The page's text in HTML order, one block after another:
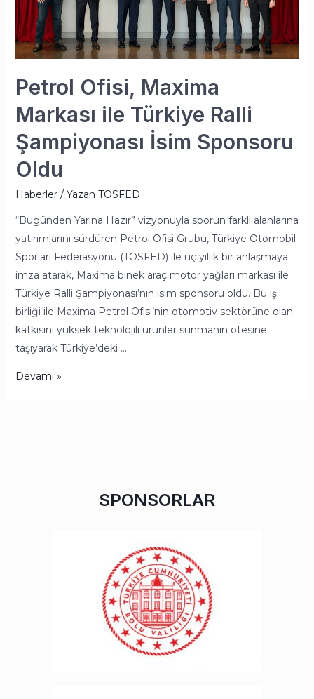
Petrol Ofisi, Maxima
Markası ile Türkiye Ralli
Şampiyonası İsim Sponsoru
Oldu
Haberler/ Yazan TOSFED
“Bugünden Yarına Hazır” vizyonuyla sporun farklı alanlarına
yatırımlarını sürdüren Petrol Ofisi Grubu, Türkiye Otomobil
Sporları Federasyonu (TOSFED) ile üç yıllık bir anlaşmaya
imza atarak, Maxima binek araç motor yağları markası ile
Türkiye Ralli Şampiyonası’nın isim sponsoru oldu. Bu iş
birliği ile Maxima Petrol Ofisi’nin otomotiv sektörüne olan
katkısını yüksek teknolojili ürünler sunmanın ötesine
taşıyarak Türkiye’deki …
Türkiye
Ralli
Şampiyonası
İsim
Sponsoru
Oldu
Devamı »
SPONSORLAR